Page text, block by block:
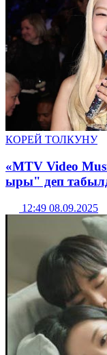
КОРЕЙ ТОЛКУНУ
«MTV Video
ыры" деп
12:49 08.09.2025